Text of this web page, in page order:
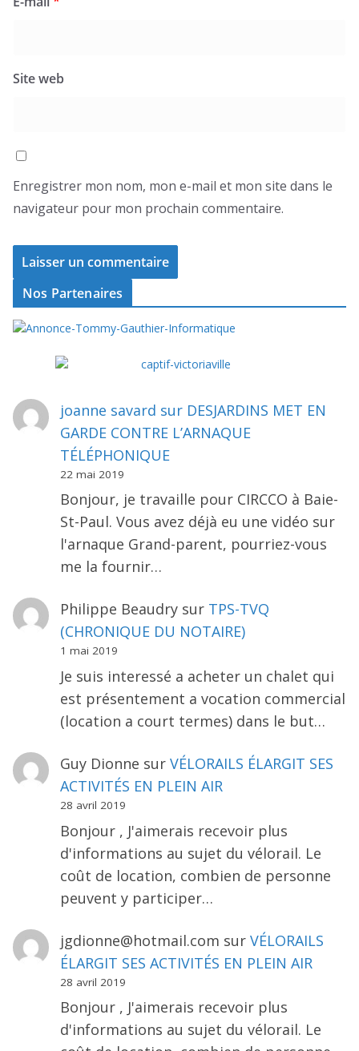
Site web
Enregistrer mon nom, mon e-mail et mon site dans le
navigateur pour mon prochain commentaire.
Nos Partenaires
joanne savard sur DESJARDINS MET EN
GARDE CONTRE L’ARNAQUE
TÉLÉPHONIQUE
22 mai 2019
Bonjour, je travaille pour CIRCCO à Baie-
St-Paul. Vous avez déjà eu une vidéo sur
l'arnaque Grand-parent, pourriez-vous
me la fournir…
Philippe Beaudrysur TPS-TVQ
(CHRONIQUE DU NOTAIRE)
1 mai 2019
Je suis interessé a acheter un chalet qui
est présentement a vocation commercial
(location a court termes) dans le but…
Guy Dionne sur VÉLORAILS ÉLARGIT SES
ACTIVITÉS EN PLEIN AIR
28 avril 2019
Bonjour , J'aimerais recevoir plus
d'informations au sujet du vélorail. Le
coût de location, combien de personne
peuvent y participer…
jgdionne@hotmail.com sur VÉLORAILS
ÉLARGIT SES ACTIVITÉS EN PLEIN AIR
28 avril 2019
Bonjour , J'aimerais recevoir plus
d'informations au sujet du vélorail. Le